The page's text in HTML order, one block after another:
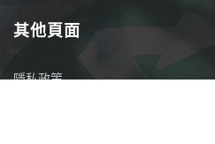
其他頁面
隱私政策